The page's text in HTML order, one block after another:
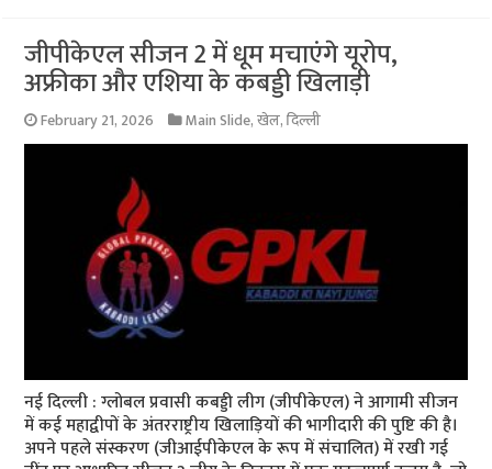
जीपीकेएल सीजन 2 में धूम मचाएंगे यूरोप,
अफ्रीका और एशिया के कबड्डी खिलाड़ी
February 21, 2026 Main Slide,खेल,दिल्ली
नई दिल्ली : ग्लोबल प्रवासी कबड्डी लीग (जीपीकेएल) ने आगामी सीजन
में कई महाद्वीपों के अंतरराष्ट्रीय खिलाड़ियों की भागीदारी की पुष्टि की है।
अपने पहले संस्करण (जीआईपीकेएल के रूप में संचालित) में रखी गई